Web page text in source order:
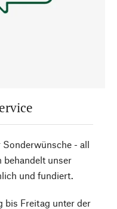
Sonderwünsche - all
behandelt unser
und fundiert.
bis Freitag unter der